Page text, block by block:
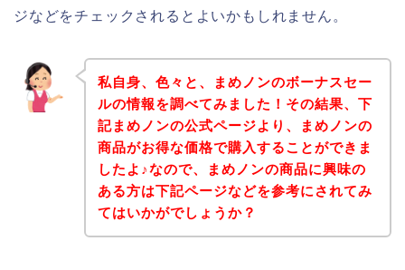
ジなどをチェックされるとよいかもしれません。
私自身、色々と、まめノンのボーナスセー
ルの情報を調べてみました！その結果、下
記まめノンの公式ページより、まめノンの
商品がお得な価格で購入することができま
したよ♪なので、まめノンの商品に興味の
ある方は下記ページなどを参考にされてみ
てはいかがでしょうか？